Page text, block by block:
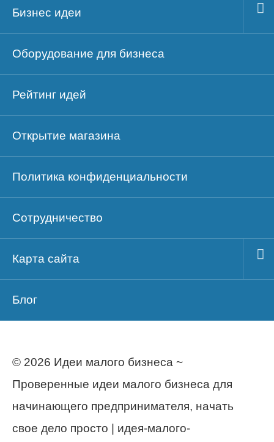
Бизнес идеи
Оборудование для бизнеса
Рейтинг идей
Открытие магазина
Политика конфиденциальности
Сотрудничество
Карта сайта
Блог
© 2026 Идеи малого бизнеса ~
Проверенные идеи малого бизнеса для
начинающего предпринимателя, начать
свое дело просто | идея-малого-